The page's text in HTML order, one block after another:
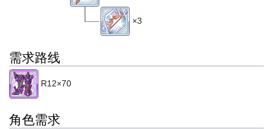
×3
需求路线
R12×70
角色需求